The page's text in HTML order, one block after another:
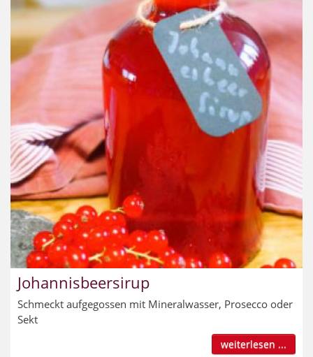
Johannisbeersirup
Schmeckt aufgegossen mit Mineralwasser, Prosecco oder
Sekt
weiterlesen ...